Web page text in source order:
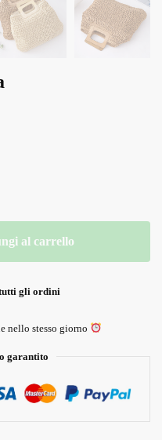
al carrello
gli ordini
nello stesso giorno
garantito